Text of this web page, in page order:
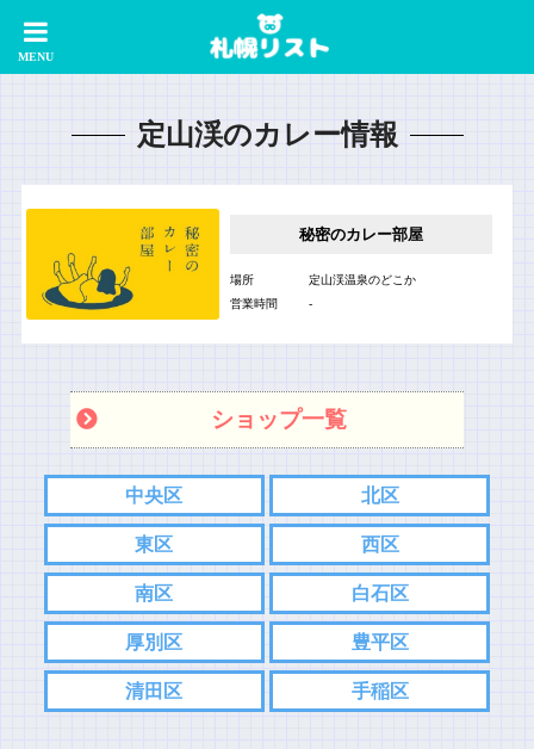
定山渓のカレー情報
秘密のカレー部屋
場所
定山渓温泉のどこか
営業時間
-
ショップ一覧
中央区 北区
東区 西区
南区 白石区
厚別区 豊平区
清田区 手稲区